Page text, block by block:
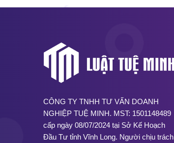
CÔNG TY TNHH TƯ VẤN DOANH
NGHIỆP TUỆ MINH. MST: 1501148489
cấp ngày 08/07/2024 tại Sở Kế Hoạch
Đầu Tư tỉnh Vĩnh Long. Người chịu trách